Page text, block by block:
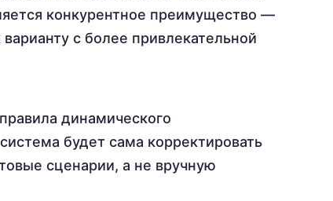
конкурентное преимущество —
с более привлекательной
динамического
будет сама корректировать
сценарии, а не вручную